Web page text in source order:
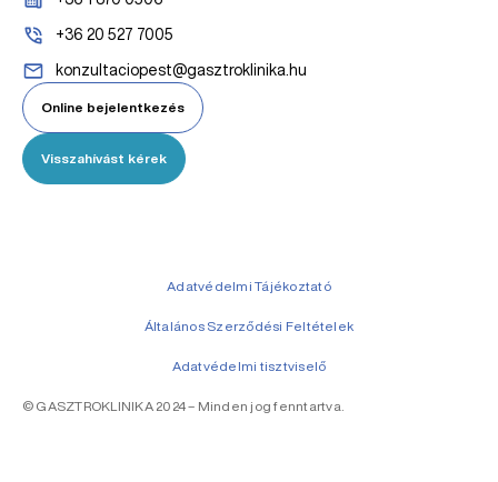
+36 20 527 7005
konzultaciopest@gasztroklinika.hu
Online bejelentkezés
Visszahívást kérek
Adatvédelmi Tájékoztató
Általános Szerződési Feltételek
Adatvédelmi tisztviselő
© GASZTROKLINIKA 2024 – Minden jog fenntartva.